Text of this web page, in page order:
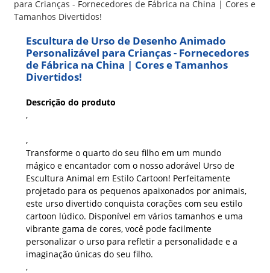
Escultura de Urso de Desenho Animado
Personalizável para Crianças - Fornecedores
de Fábrica na China | Cores e Tamanhos
Divertidos!
Descrição do produto
,
,
Transforme o quarto do seu filho em um mundo
mágico e encantador com o nosso adorável Urso de
Escultura Animal em Estilo Cartoon! Perfeitamente
projetado para os pequenos apaixonados por animais,
este urso divertido conquista corações com seu estilo
cartoon lúdico. Disponível em vários tamanhos e uma
vibrante gama de cores, você pode facilmente
personalizar o urso para refletir a personalidade e a
imaginação únicas do seu filho.
,